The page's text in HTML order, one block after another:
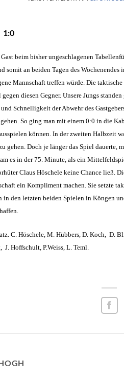
1:0
beim bisher ungeschlagenen
somit an beiden Tagen des
Mannschaft treffen würde. Die
diesen Gegner. Unsere Jungs
Schnelligkeit der Abwehr des
So ging man mit einem 0:0 in die
können. In der zweiten Halbzeit
gehen. Doch je länger das Spiel
es in der 75. Minute, als ein
Claus Höschele keine Chance ließ.
ein Kompliment machen. Sie setzte
den letzten beiden Spielen in Köngen
C. Höschele, M. Hübbers, D. Koch, D.
J. Hoffschult, P.Weiss, L. Teml.